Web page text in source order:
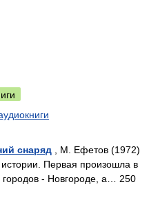
снаряд , М. Ефетов (1972)
Первая произошла в
городов - Новгороде, а… 250